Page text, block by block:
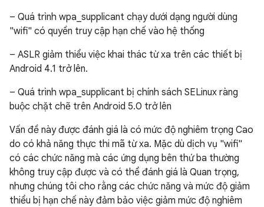
– Quá trình wpa_supplicant chạy dưới dạng người dùng
"wifi" có quyền truy cập hạn chế vào hệ thống
– ASLR giảm thiểu việc khai thác từ xa trên các thiết bị
Android 4.1 trở lên.
– Quá trình wpa_supplicant bị chính sách SELinux ràng
buộc chặt chẽ trên Android 5.0 trở lên
Vấn đề này được đánh giá là có mức độ nghiêm trọng Cao
do có khả năng thực thi mã từ xa. Mặc dù dịch vụ "wifi"
có các chức năng mà các ứng dụng bên thứ ba thường
không truy cập được và có thể đánh giá là Quan trọng,
nhưng chúng tôi cho rằng các chức năng và mức độ giảm
thiểu bị hạn chế này đảm bảo việc giảm mức độ nghiêm